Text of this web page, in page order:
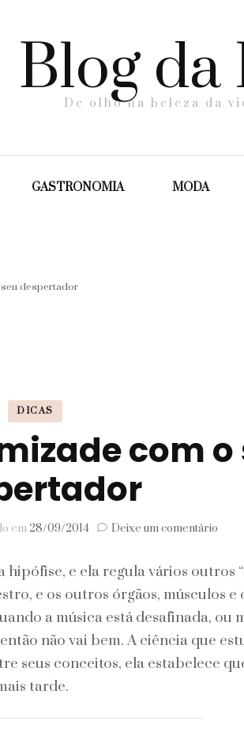
Blog da
De olho na beleza da
GASTRONOMIA MODA
despertador
DICAS
com o
em 28/09/2014 Deixe um comentárioem
com
seu
e ela regula vários outros
e os outros órgãos, músculos e
a música está desafinada, ou
não vai bem. A ciência que
seus conceitos, ela estabelece
tarde.